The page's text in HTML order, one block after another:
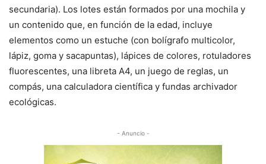
secundaria). Los lotes están formados por una mochila y
un contenido que, en función de la edad, incluye
elementos como un estuche (con bolígrafo multicolor,
lápiz, goma y sacapuntas), lápices de colores, rotuladores
fluorescentes, una libreta A4, un juego de reglas, un
compás, una calculadora científica y fundas archivador
ecológicas.
- Anuncio -